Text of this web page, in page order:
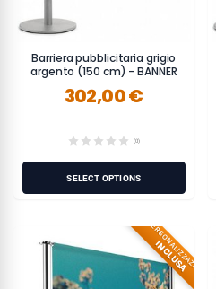
Barriera pubblicitaria grigio
argento (150 cm) - BANNER
302,00 €
(0)
SELECT OPTIONS
PERSONALIZZAZIONE
INCLUSA